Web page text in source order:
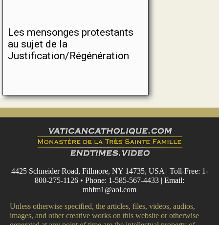
Les mensonges protestants
au sujet de la
Justification/Régénération
4425 Schneider Road, Fillmore, NY 14735, USA | Toll-Free: 1-
800-275-1126 • Phone: 1-585-567-4433 | Email:
mhfm1@aol.com
Unless otherwise specified, the articles, files, videos, audios,
images, and other creative works on this website or otherwise